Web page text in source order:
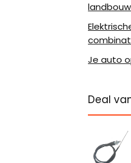
Je auto
Deal